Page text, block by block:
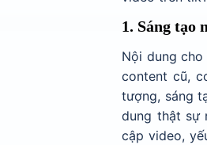
1. Sáng tạo
Nội dung cho
content cũ,
tượng, sáng
dung thật sự
cập video,